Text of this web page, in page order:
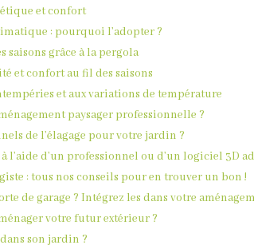
et confort
: pourquoi l’adopter ?
saisons grâce à la pergola
et confort au fil des saisons
et aux variations de température
paysager professionnelle ?
de l’élagage pour votre jardin ?
d’un professionnel ou d’un logiciel 3D
: tous nos conseils pour en trouver un bon !
de garage ? Intégrez les dans votre
votre futur extérieur ?
son jardin ?